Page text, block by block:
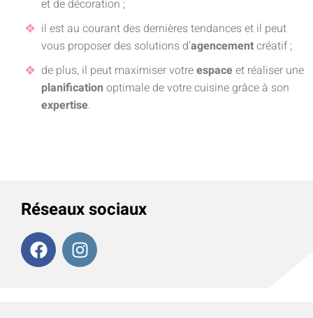
et de décoration ;
il est au courant des dernières tendances et il peut
vous proposer des solutions d’agencementcréatif ;
de plus, il peut maximiser votreespaceet réaliser une
planification optimale de votre cuisine grâce à son
expertise.
Réseaux sociaux